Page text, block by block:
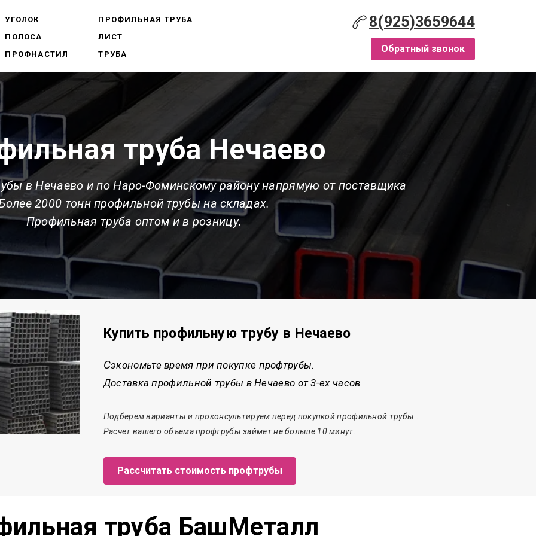
УГОЛОК
ПОЛОСА
ПРОФНАСТИЛ
ПРОФИЛЬНАЯ ТРУБА
ЛИСТ
ТРУБА
8(925)3659644
Обратный звонок
труба Нечаево
в Нечаево и по Наро-Фоминскому району напрямую от поставщика
2000 тонн профильной трубы на складах.
Профильная труба оптом и в розницу.
Купить профильную трубу в Нечаево
Сэкономьте время при покупке профтрубы.
Доставка профильной трубы в Нечаево от 3-ех часов
Подберем варианты и проконсультируем перед покупкой профильной трубы..
Расчет вашего объема профтрубызайметне больше 10 минут.
Рассчитать стоимость профтрубы
труба БашМеталл